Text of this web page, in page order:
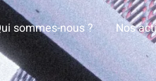
sommes-nous ? Nos